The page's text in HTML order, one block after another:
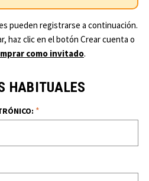
pueden registrarse a continuación.
haz clic en el botón Crear cuenta o
como invitado.
HABITUALES
*